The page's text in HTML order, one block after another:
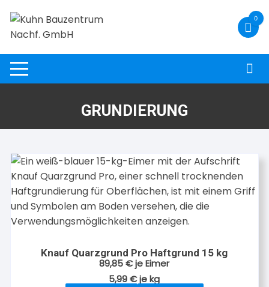
Inhalt
springen
0
GRUNDIERUNG
Knauf Quarzgrund Pro Haftgrund 15 kg
89,85€je Eimer
5,99€jekg